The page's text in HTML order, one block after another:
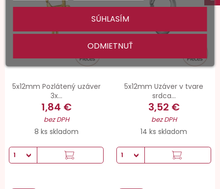
5x12mm Pozlátený uzáver
3x...
1,84 €
bez DPH
8 ks skladom
5x12mm Uzáver v tvare
srdca...
3,52 €
bez DPH
14 ks skladom
ODMIETNUŤ
SÚHLASÍM